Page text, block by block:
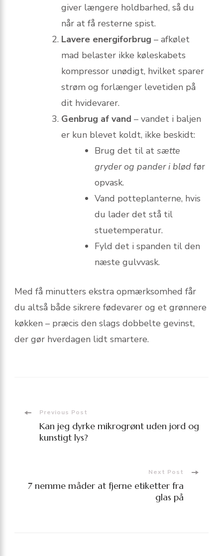
giver længere holdbarhed, så du
når at få resterne spist.
Lavere energiforbrug – afkølet
mad belaster ikke køleskabets
kompressor unødigt, hvilket sparer
strøm og forlænger levetiden på
dit hvidevarer.
Genbrug af vand – vandet i baljen
er kun blevet koldt, ikke beskidt:
Brug det til at sætte
gryder og pander i blød før
opvask.
Vand potteplanterne, hvis
du lader det stå til
stuetemperatur.
Fyld det i spanden til den
næste gulvvask.
Med få minutters ekstra opmærksomhed får
du altså både sikrere fødevarer og et grønnere
køkken – præcis den slags dobbelte gevinst,
der gør hverdagen lidt smartere.
Post
Navigation
Previous Post
Kan jeg dyrke mikrogrønt uden jord og
kunstigt lys?
Next Post
7 nemme måder at fjerne etiketter fra
glas på